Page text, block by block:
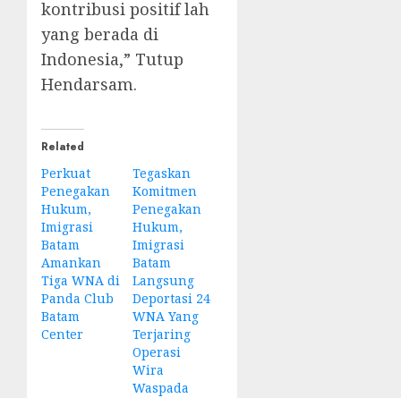
kontribusi positif lah
yang berada di
Indonesia,” Tutup
Hendarsam.
Related
Perkuat
Penegakan
Hukum,
Imigrasi
Batam
Amankan
Tiga WNA di
Panda Club
Batam
Center
Tegaskan
Komitmen
Penegakan
Hukum,
Imigrasi
Batam
Langsung
Deportasi 24
WNA Yang
Terjaring
Operasi
Wira
Waspada